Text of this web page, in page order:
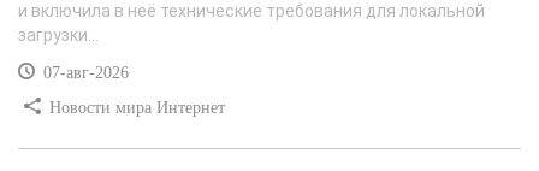
и включила в неё технические требования для локальной
загрузки...
07-авг-2026
Новости мира Интернет